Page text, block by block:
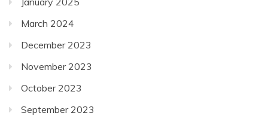
March 2024
December 2023
November 2023
October 2023
September 2023